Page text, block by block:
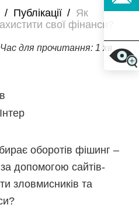
/ Публікації / Як
свої фінанси?
Час для прочитання: 1 хв
оборотів фішинг –
допомогою сайтів-
зловмисників та